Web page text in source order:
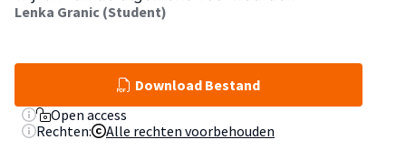
Lenka Granic (Student)
Download Bestand
Open access
Rechten:
Alle rechten voorbehouden